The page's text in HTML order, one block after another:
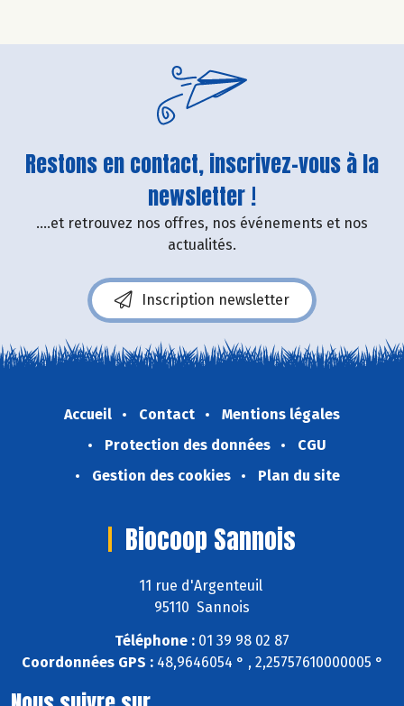
Restons en contact, inscrivez-vous à la
newsletter !
....et retrouvez nos offres, nos événements et nos
actualités.
Inscription newsletter
Accueil Contact
Mentions légales
Protection des données
CGU
Gestion des cookies
Plan du site
Biocoop Sannois
11 rue d'Argenteuil
95110 Sannois
Téléphone : 01 39 98 02 87
Coordonnées GPS :48,9646054 ° , 2,25757610000005 °